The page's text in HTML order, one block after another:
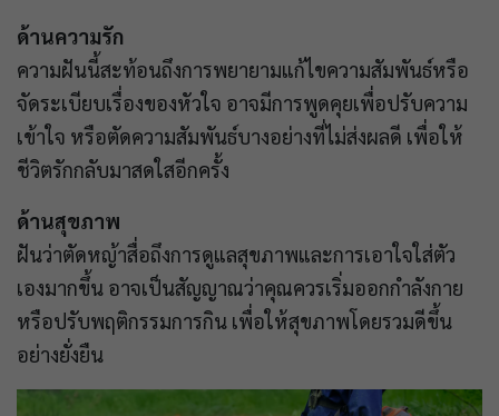
ด้านความรัก
ความฝันนี้สะท้อนถึงการพยายามแก้ไขความสัมพันธ์หรือ
จัดระเบียบเรื่องของหัวใจ อาจมีการพูดคุยเพื่อปรับความ
เข้าใจ หรือตัดความสัมพันธ์บางอย่างที่ไม่ส่งผลดี เพื่อให้
ชีวิตรักกลับมาสดใสอีกครั้ง
ด้านสุขภาพ
ฝันว่าตัดหญ้าสื่อถึงการดูแลสุขภาพและการเอาใจใส่ตัว
เองมากขึ้น อาจเป็นสัญญาณว่าคุณควรเริ่มออกกำลังกาย
หรือปรับพฤติกรรมการกิน เพื่อให้สุขภาพโดยรวมดีขึ้น
อย่างยั่งยืน